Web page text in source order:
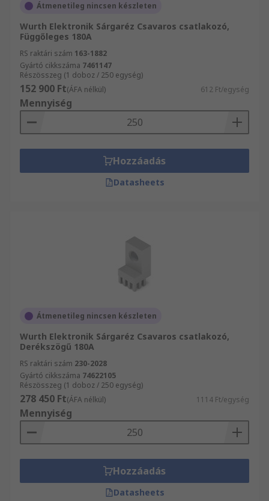
Átmenetileg nincsen készleten
Wurth Elektronik Sárgaréz Csavaros csatlakozó,
Függőleges 180A
RS raktári szám 163-1882
Gyártó cikkszáma 7461147
Részösszeg (1 doboz / 250 egység)
152 900 Ft(ÁFA nélkül) 612 Ft/egység
Mennyiség
Hozzáadás
Datasheets
Átmenetileg nincsen készleten
Wurth Elektronik Sárgaréz Csavaros csatlakozó,
Derékszögű 180A
RS raktári szám 230-2028
Gyártó cikkszáma 74622105
Részösszeg (1 doboz / 250 egység)
278 450 Ft(ÁFA nélkül) 1114 Ft/egység
Mennyiség
Hozzáadás
Datasheets